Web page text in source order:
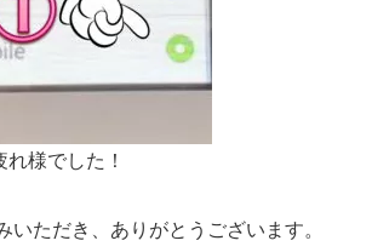
れ様でした！
いただき、ありがとうございます。